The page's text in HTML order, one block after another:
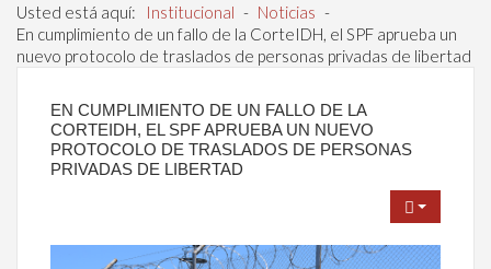
Usted está aquí: Institucional - Noticias -
En cumplimiento de un fallo de la CorteIDH, el SPF aprueba un
nuevo protocolo de traslados de personas privadas de libertad
EN CUMPLIMIENTO DE UN FALLO DE LA
CORTEIDH, EL SPF APRUEBA UN NUEVO
PROTOCOLO DE TRASLADOS DE PERSONAS
PRIVADAS DE LIBERTAD